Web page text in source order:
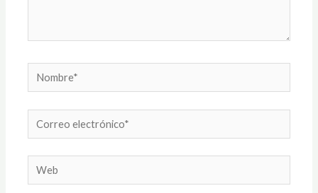
Nombre*
Correo
electrónico*
Web